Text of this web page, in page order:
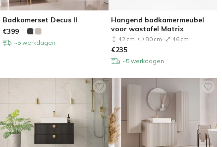
Badkamerset Decus II
€399
~5 werkdagen
Hangend badkamermeubel
voor wastafel Matrix
42 cm 80 cm 46 cm
€235
~5 werkdagen